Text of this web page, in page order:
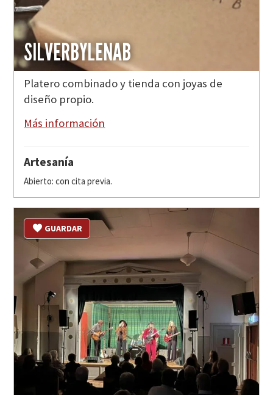
SILVERBYLENAB
Platero combinado y tienda con joyas de
diseño propio.
Más información
Artesanía
Abierto: con cita previa.
GUARDAR